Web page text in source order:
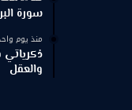
سورة
منذ يوم
والعقل